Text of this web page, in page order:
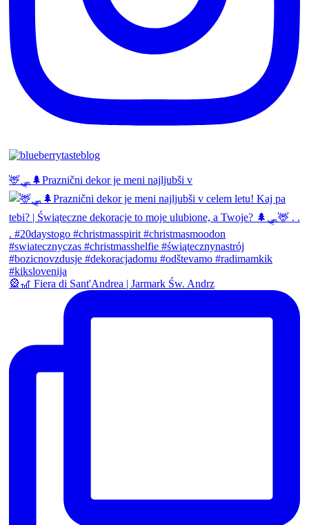
🦌🛷🌲Praznični dekor je meni najljubši v
🎡🎢 Fiera di Sant'Andrea | Jarmark Św. Andrz